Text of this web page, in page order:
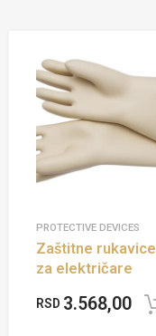
PROTECTIVE DEVICES
Zaštitne rukavice
za električare
RSD 3.568,00